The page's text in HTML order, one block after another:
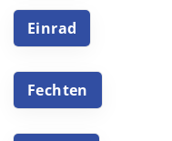
Einrad
Fechten